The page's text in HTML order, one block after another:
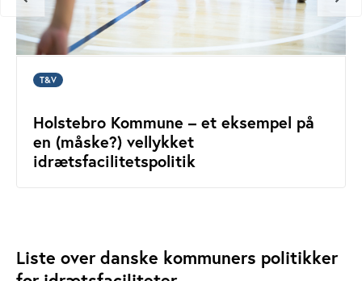
T&V
Holstebro Kommune – et eksempel på
en (måske?) vellykket
idrætsfacilitetspolitik
Liste over danske kommuners politikker